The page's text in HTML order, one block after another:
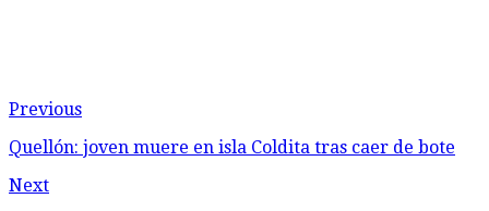
Previous
Quellón: joven muere en isla Coldita tras caer de bote
Next